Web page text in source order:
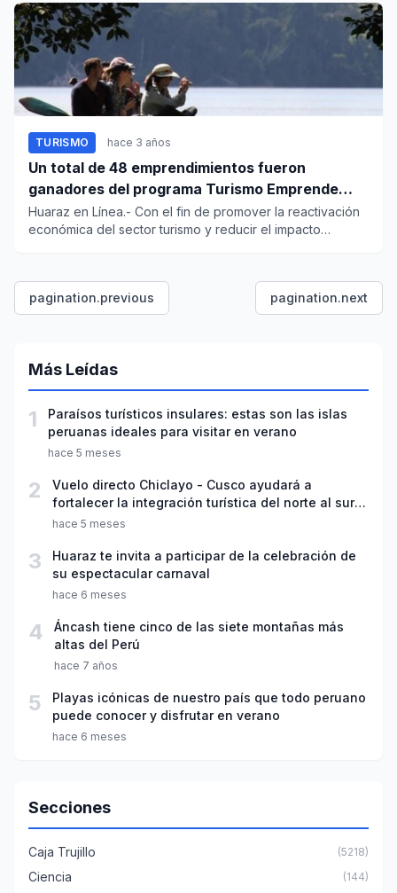
TURISMO hace 3 años
Un total de 48 emprendimientos fueron
ganadores del programa Turismo Emprende
2022
Huaraz en Línea.- Con el fin de promover la reactivación
económica del sector turismo y reducir el impacto
pagination.previous pagination.next
Más Leídas
1
Paraísos turísticos insulares: estas son las islas
peruanas ideales para visitar en verano
hace 5 meses
2
Vuelo directo Chiclayo - Cusco ayudará a
fortalecer la integración turística del norte al sur
del país
hace 5 meses
3
Huaraz te invita a participar de la celebración de
su espectacular carnaval
hace 6 meses
4
Áncash tiene cinco de las siete montañas más
altas del Perú
hace 7 años
5
Playas icónicas de nuestro país que todo peruano
puede conocer y disfrutar en verano
hace 6 meses
Secciones
Caja Trujillo (5218)
Ciencia (144)